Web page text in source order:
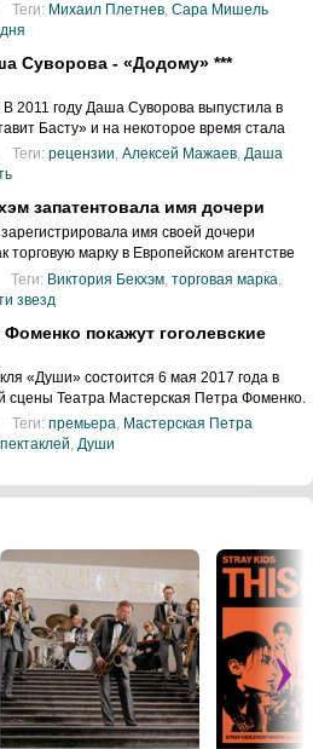
2017 года
Теги: Михаил Плетнев Сара Мишель
Суворова - «Додому» ***
2011 году Даша Суворова выпустила в
Басту» и на некоторое время стала
Теги: рецензии, Алексей Мажаев, Даша
запатентовала имя дочери
имя своей дочери
торговую марку в Европейском агентстве
собственности.
Теги: Виктория Бекхэм торговая марка
звезд
покажут гоголевские
«Души» состоится 6 мая 2017 года в
сцены Театра Мастерская Петра Фоменко.
Теги: премьера, Мастерская Петра
, Души